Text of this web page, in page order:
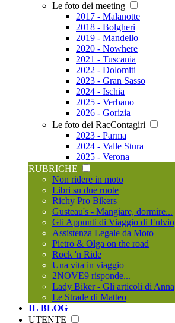
Le foto dei meeting
2017 - Malanotte
2018 - Bolgheri
2019 - Mandello
2020 - Nowhere
2021 - Tuscania
2022 - Dolomiti
2023 - Gran Sasso
2024 - Ischia
2025 - Verbano
2026 - Gorizia
Le foto dei RacContagiri
2023 - Parma
2024 - Valle Stura
2025 - Verona
RUBRICHE
Non ridere in moto
Libri su due ruote
Richy Pro Bikers
Gusteau's - Mangiare, dormire...
Gli Appunti di Viaggio di Fulvio
Assistenza Legale da Moto
Pietro & Olga on the road
Rock 'n Ride
Una vita in viaggio
2NOVE9 risponde...
Lady Biker - Gli articoli di Anna
Le Strade di Matteo
IL BLOG
UTENTE